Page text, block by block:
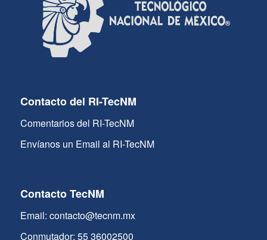
Contacto del RI-TecNM
Comentarios del RI-TecNM
Envíanos un Email al RI-TecNM
Contacto TecNM
Email: contacto@tecnm.mx
Conmutador: 55 36002500